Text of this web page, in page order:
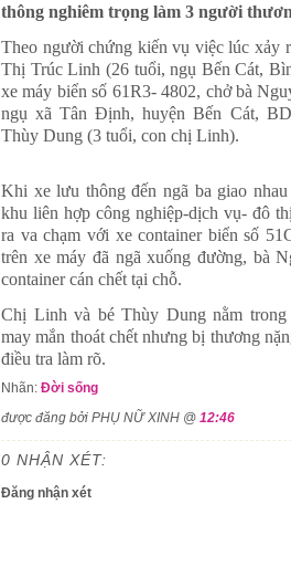
thông nghiêm trọng làm 3 người
Theo người chứng kiến vụ việc lúc xảy
Thị Trúc Linh (26 tuổi, ngụ Bến Cát,
xe máy biển số 61R3- 4802, chở bà
ngụ xã Tân Định, huyện Bến Cát,
Thùy Dung (3 tuổi, con chị Linh).
Khi xe lưu thông đến ngã ba giao
khu liên hợp công nghiệp-dịch vụ- đô
ra va chạm với xe container biển số
trên xe máy đã ngã xuống đường, bà
container cán chết tại chỗ.
Chị Linh và bé Thùy Dung nằm trong
may mắn thoát chết nhưng bị thương
điều tra làm rõ.
Nhãn: Đời sống
được đăng bởi PHỤ NỮ XINH @ 12:46
0 NHẬN XÉT:
Đăng nhận xét